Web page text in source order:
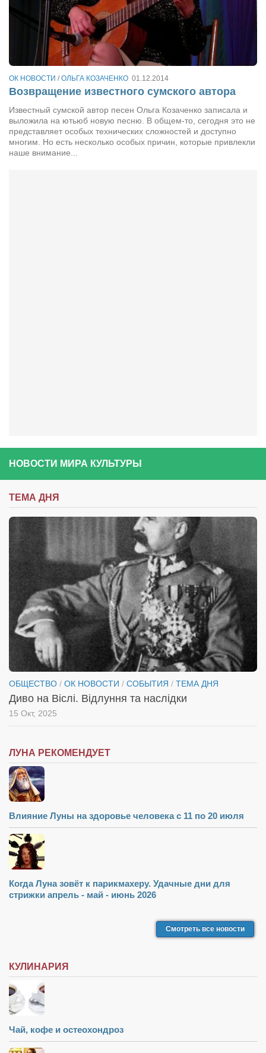
Режиссёры
Художники
Надія Белокур
Анна Гидора
Леонтий Костур
Римма Миленкова
Ирина Проценко
Александр Садовский
Афиша
ОК НОВОСТИ /ОЛЬГА КОЗАЧЕНКО 01.12.2014
Возвращение известного сумского автора
Известный сумской автор песен Ольга Козаченко записала и
выложила на ютьюб новую песню. В общем-то, сегодня это не
представляет особых технических сложностей и доступно
многим. Но есть несколько особых причин, которые привлекли
наше внимание...
НОВОСТИ МИРА КУЛЬТУРЫ
ТЕМА ДНЯ
ОБЩЕСТВО / ОК НОВОСТИ / СОБЫТИЯ / ТЕМА ДНЯ
Диво на Віслі. Відлуння та наслідки
15 Окт, 2025
ЛУНА РЕКОМЕНДУЕТ
Влияние Луны на здоровье человека с 11 по 20 июля
Когда Луна зовёт к парикмахеру. Удачные дни для
стрижки апрель - май - июнь 2026
Смотреть все новости
КУЛИНАРИЯ
Чай, кофе и остеохондроз